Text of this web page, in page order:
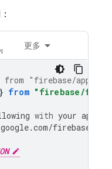
更多
from "firebase/app"
} from "firebase/
with your app
google.com/firebase